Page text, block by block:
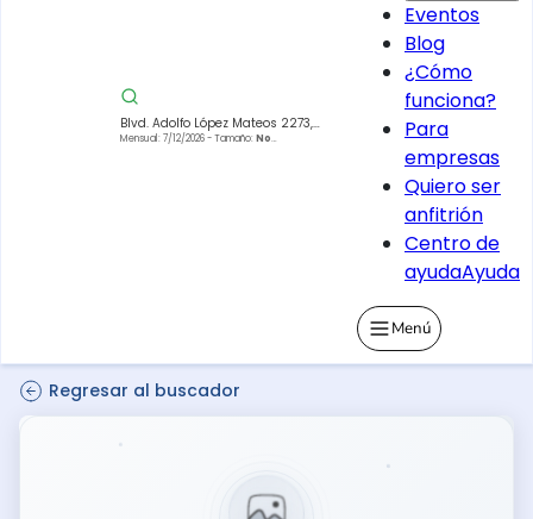
Blvd. Adolfo López Mateos 2273,
Pilares Águilas, Álvaro Obregón,
Mensual: 7/12/2026- Tamaño: No
Eventos
Blog
¿Cómo
funciona?
Para
empresas
Quiero ser
anfitrión
Centro de
ayudaAyuda
Menú
Regresar al buscador